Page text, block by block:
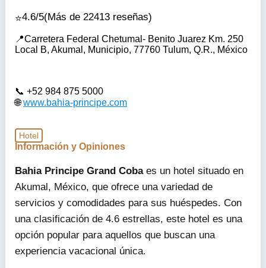
+52 984 875 5000
www.bahia-principe.com
4.6/5(Más de 22413 reseñas)
Carretera Federal Chetumal- Benito Juarez Km. 250
Local B, Akumal, Municipio, 77760 Tulum, Q.R., México
Hotel
Información y Opiniones
Bahia Principe Grand Cobaes un hotel situado en
Akumal, México, que ofrece una variedad de
servicios y comodidades para sus huéspedes. Con
una clasificación de 4.6 estrellas, este hotel es una
opción popular para aquellos que buscan una
experiencia vacacional única.